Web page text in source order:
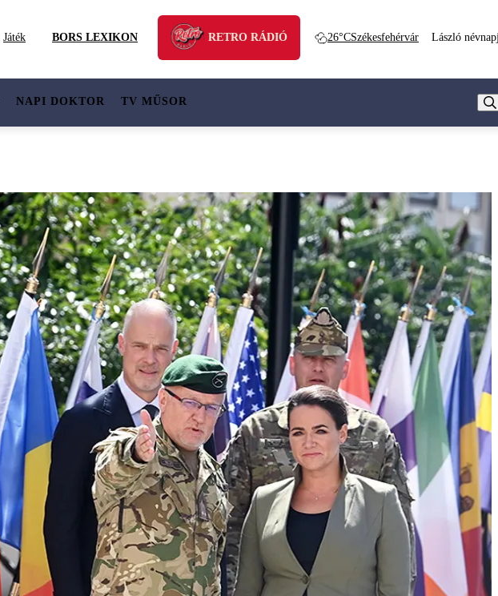
Játék BORS LEXIKON RETRO RÁDIÓ 26°CSzékesfehérvár László
NAPI DOKTOR TV MŰSOR